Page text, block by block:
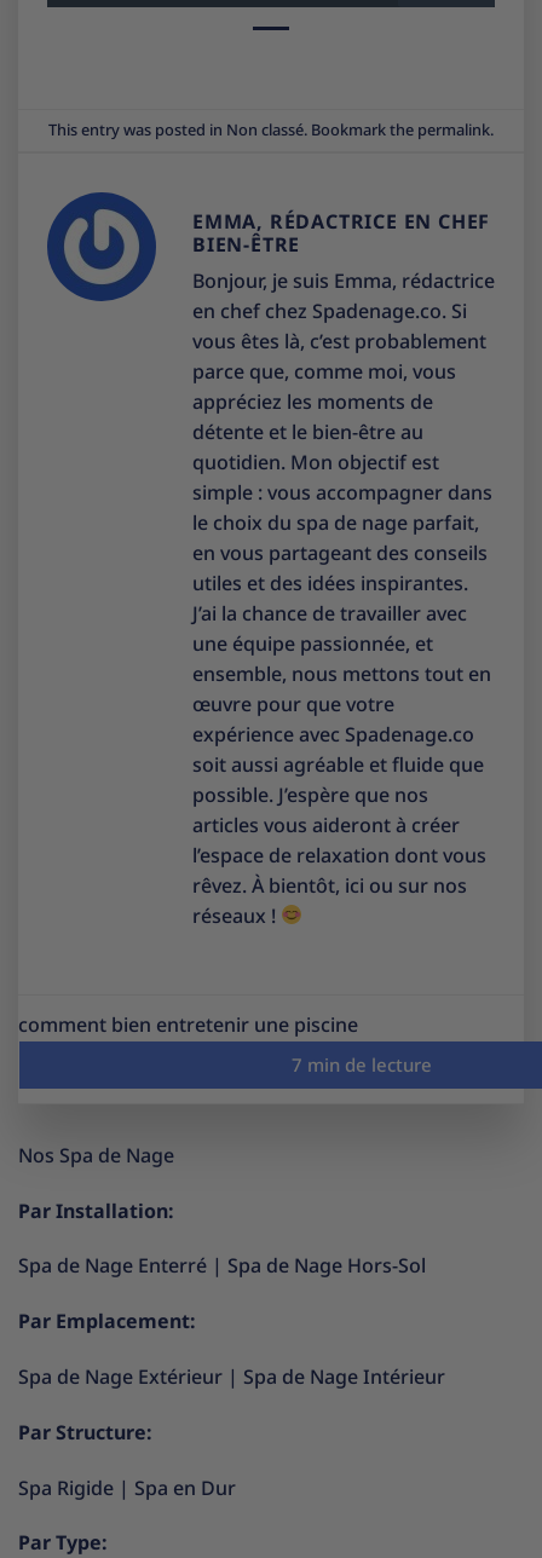
This entry was posted in Non classé. Bookmark the permalink.
EMMA, RÉDACTRICE EN CHEF
BIEN-ÊTRE
Bonjour, je suis Emma, rédactrice
en chef chez Spadenage.co. Si
vous êtes là, c’est probablement
parce que, comme moi, vous
appréciez les moments de
détente et le bien-être au
quotidien. Mon objectif est
simple : vous accompagner dans
le choix du spa de nage parfait,
en vous partageant des conseils
utiles et des idées inspirantes.
J’ai la chance de travailler avec
une équipe passionnée, et
ensemble, nous mettons tout en
œuvre pour que votre
expérience avec Spadenage.co
soit aussi agréable et fluide que
possible. J’espère que nos
articles vous aideront à créer
l’espace de relaxation dont vous
rêvez. À bientôt, ici ou sur nos
réseaux !
comment bien entretenir une piscine
Nos Spa de Nage
Par Installation:
Spa de Nage Enterré | Spa de Nage Hors-Sol
Par Emplacement:
Spa de Nage Extérieur | Spa de Nage Intérieur
Par Structure:
Spa Rigide | Spa en Dur
Par Type: